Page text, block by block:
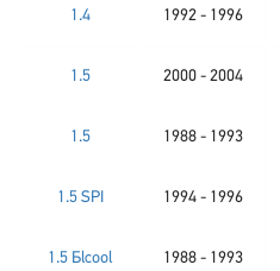
1.4 1992 - 1996
1.5 2000 - 2004
1.5 1988 - 1993
1.5 SPI 1994 - 1996
1.5 Бlcool 1988 - 1993